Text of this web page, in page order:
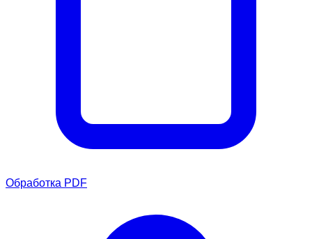
Обработка PDF